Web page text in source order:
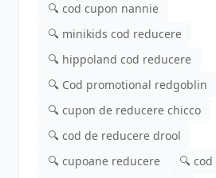
🔍 cod cupon nannie
🔍 minikids cod reducere
🔍 hippoland cod reducere
🔍 Cod promotional redgoblin
🔍 cupon de reducere chicco
🔍 cod de reducere drool
🔍 cupoane reducere
🔍